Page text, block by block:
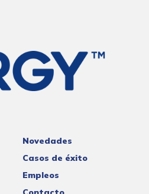
Novedades
Casos de éxito
Empleos